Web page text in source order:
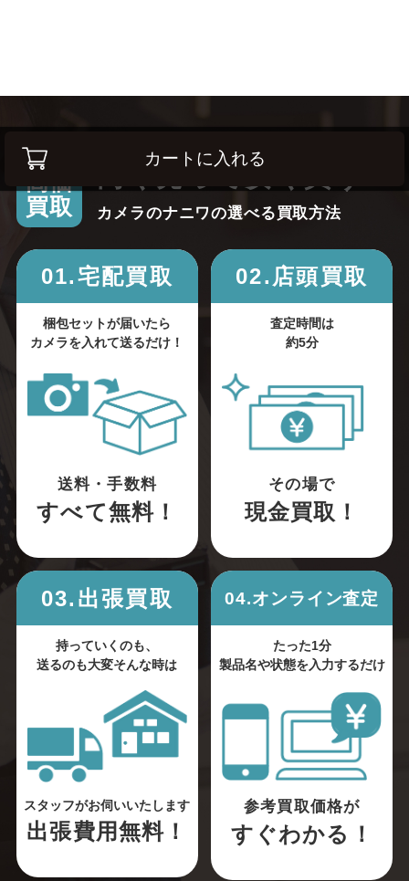
カートに入れる
高価
買取
高く売って安く買う！
カメラのナニワの選べる買取方法
01.宅配買取
梱包セットが届いたら
カメラを入れて送るだけ！
送料・手数料
すべて無料！
02.店頭買取
査定時間は
約5分
その場で
現金買取！
03.出張買取
持っていくのも、
送るのも大変そんな時は
スタッフがお伺いいたします
出張費用無料！
04.オンライン査定
たった1分
製品名や状態を入力するだけ
参考買取価格が
すぐわかる！